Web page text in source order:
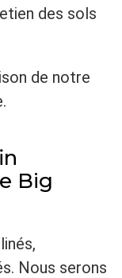
des sols
de notre
Big
Nous serons